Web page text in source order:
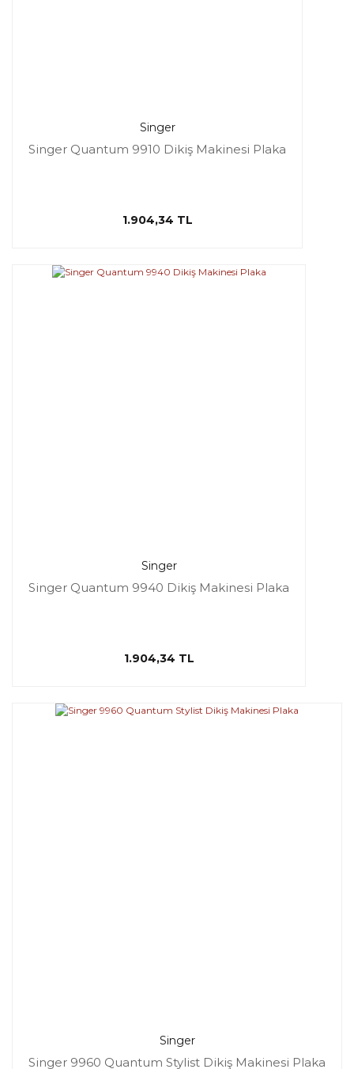
Singer
Singer Quantum 9910 Dikiş Makinesi Plaka
1.904,34 TL
Singer
Singer Quantum 9940 Dikiş Makinesi Plaka
1.904,34 TL
Singer
Singer 9960 Quantum Stylist Dikiş Makinesi Plaka